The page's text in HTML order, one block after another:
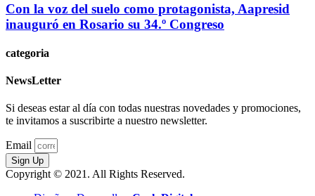
Con la voz del suelo como protagonista, Aapresid
inauguró en Rosario su 34.º Congreso
categoria
NewsLetter
Si deseas estar al día con todas nuestras novedades y promociones,
te invitamos a suscribirte a nuestro newsletter.
Email
Sign Up
Copyright © 2021. All Rights Reserved.